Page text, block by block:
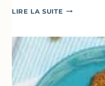
LIRE LA SUITE POÊLÉE
&
TOMATES
AU
THYM